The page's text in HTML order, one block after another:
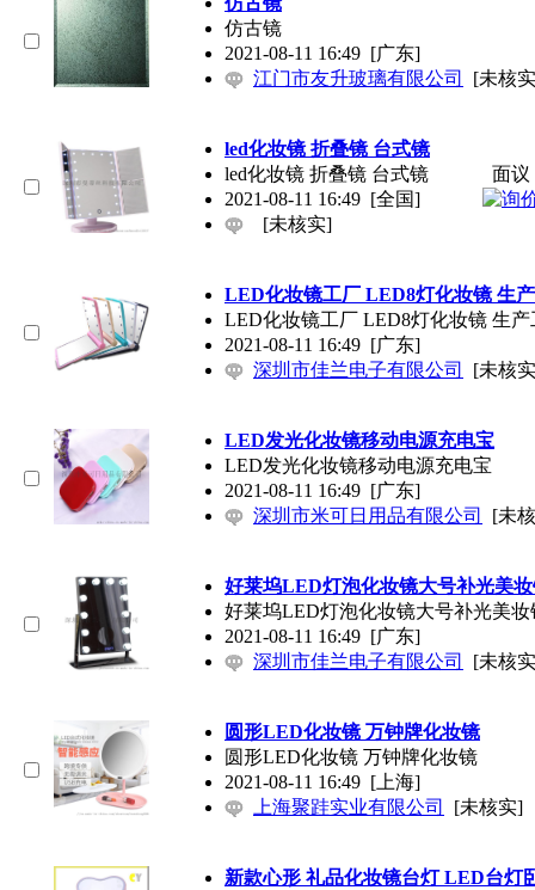
仿古镜
2021-08-11 16:49 [广东]
江门市友升玻璃有限公司
[未核
led化妆镜 折叠镜 台式镜
led化妆镜 折叠镜 台式镜
2021-08-11 16:49 [全国]
[未核实]
面议
LED化妆镜工厂 LED8灯化妆镜 生
LED化妆镜工厂 LED8灯化妆镜 生产
2021-08-11 16:49 [广东]
深圳市佳兰电子有限公司
[未核
LED发光化妆镜移动电源充电宝
LED发光化妆镜移动电源充电宝
2021-08-11 16:49 [广东]
深圳市米可日用品有限公司
[未
好莱坞LED灯泡化妆镜大号补光美
好莱坞LED灯泡化妆镜大号补光美妆
2021-08-11 16:49 [广东]
深圳市佳兰电子有限公司
[未核
圆形LED化妆镜 万钟牌化妆镜
圆形LED化妆镜 万钟牌化妆镜
2021-08-11 16:49 [上海]
上海聚跬实业有限公司
[未核实]
新款心形 礼品化妆镜台灯 LED台灯